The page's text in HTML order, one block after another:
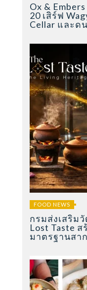
Ox &
20 เสิร์ฟ
Cellar และด
FOOD NEWS
กรมส่งเสริม
Lost Taste
มาตรฐานสา